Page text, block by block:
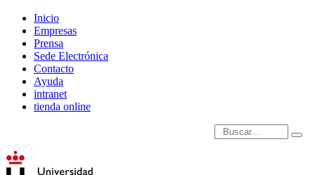
Inicio
Empresas
Prensa
Sede Electrónica
Contacto
Ayuda
intranet
tienda online
Introduce términos de